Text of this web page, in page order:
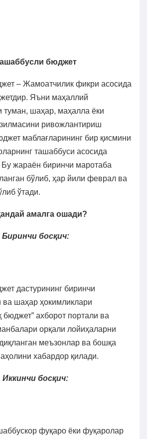
бюджет
– Жамоатчилик фикри асосида
Яъни маҳаллий
туман, шаҳар, маҳалла ёки
ривожлантириш
маблағларининг бир қисмини
ташаббуси асосида
жараён биринчи маротаба
бўлиб, ҳар йили феврал ва
ўтади.
амалга ошади?
Биринчи босқич:
дастурининг биринчи
ва шаҳар ҳокимликлари
бюджет” ахборот портали ва
орқали лойиҳаларни
меъзонлар ва бошқа
хабардор қилади.
Иккинчи босқич:
фуқаро ёки фуқаролар